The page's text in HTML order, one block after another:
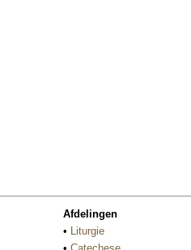
Afdelingen
• Liturgie